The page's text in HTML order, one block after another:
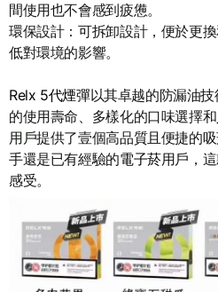
間使用也不會感到疲憊。
環保設計：可拆卸設計，便於更
低對環境的影響。
Relx 5代煙彈以其卓越的防漏油
的使用壽命、多樣化的口味選擇
用戶提供了壹個高品質且便捷的
手還是已有經驗的電子菸用戶，
感受。